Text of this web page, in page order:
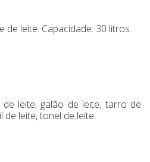
leite. Capacidade: 30 litros.
leite, galão de leite, tarro de
de leite, tonel de leite.